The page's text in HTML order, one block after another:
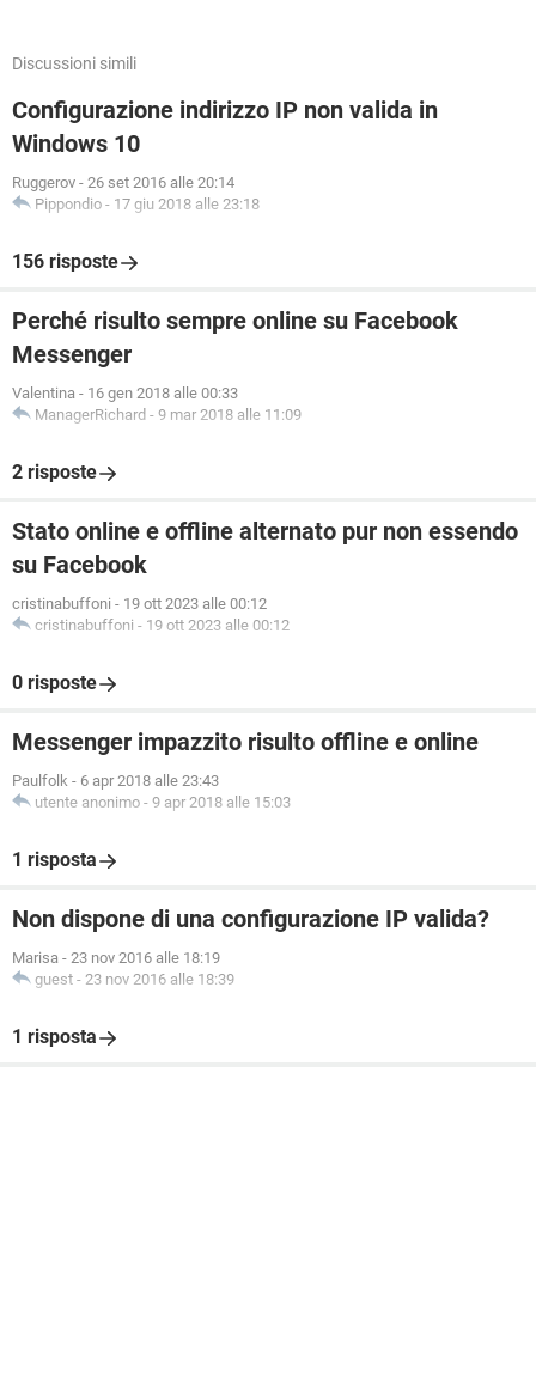
Discussioni simili
Configurazione indirizzo IP non valida in
Windows 10
Ruggerov - 26 set 2016 alle 20:14
Pippondio - 17 giu 2018 alle 23:18
156 risposte
Perché risulto sempre online su Facebook
Messenger
Valentina - 16 gen 2018 alle 00:33
ManagerRichard - 9 mar 2018 alle 11:09
2 risposte
Stato online e offline alternato pur non essendo
su Facebook
cristinabuffoni - 19 ott 2023 alle 00:12
cristinabuffoni - 19 ott 2023 alle 00:12
0 risposte
Messenger impazzito risulto offline e online
Paulfolk - 6 apr 2018 alle 23:43
utente anonimo - 9 apr 2018 alle 15:03
1 risposta
Non dispone di una configurazione IP valida?
Marisa - 23 nov 2016 alle 18:19
guest - 23 nov 2016 alle 18:39
1 risposta